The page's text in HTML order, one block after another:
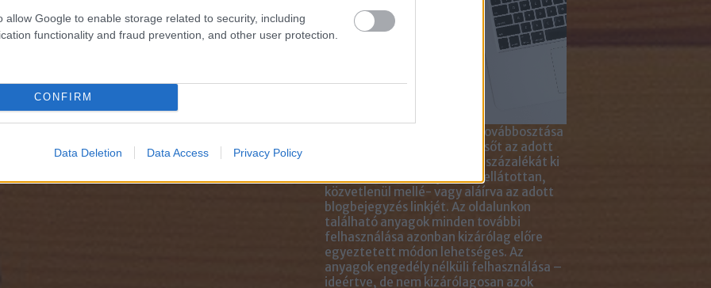
allow Google to enable storage related to security, including
functionality and fraud prevention, and other user protection.
CONFIRM
Data Deletion Data Access Privacy Policy
Az anyagok linkkel történő továbbosztása
természetesen lehetséges, sőt az adott
blogcikkben lévő tartalom 5 százalékát ki
is másolhatod idézőjelekkel ellátottan,
közvetlenül mellé- vagy aláírva az adott
blogbejegyzés linkjét. Az oldalunkon
található anyagok minden további
felhasználása azonban kizárólag előre
egyeztetett módon lehetséges. Az
anyagok engedély nélküli felhasználása –
ideértve, de nem kizárólagosan azok